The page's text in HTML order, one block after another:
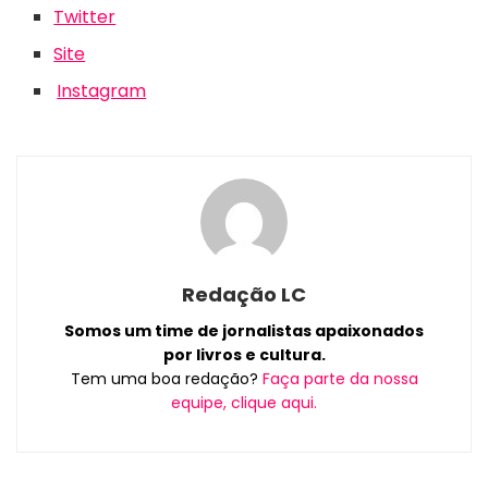
Twitter
Site
Instagram
Redação LC
Somos um time de jornalistas apaixonados
por livros e cultura.
Tem uma boa redação? Faça parte da nossa
equipe, clique aqui.